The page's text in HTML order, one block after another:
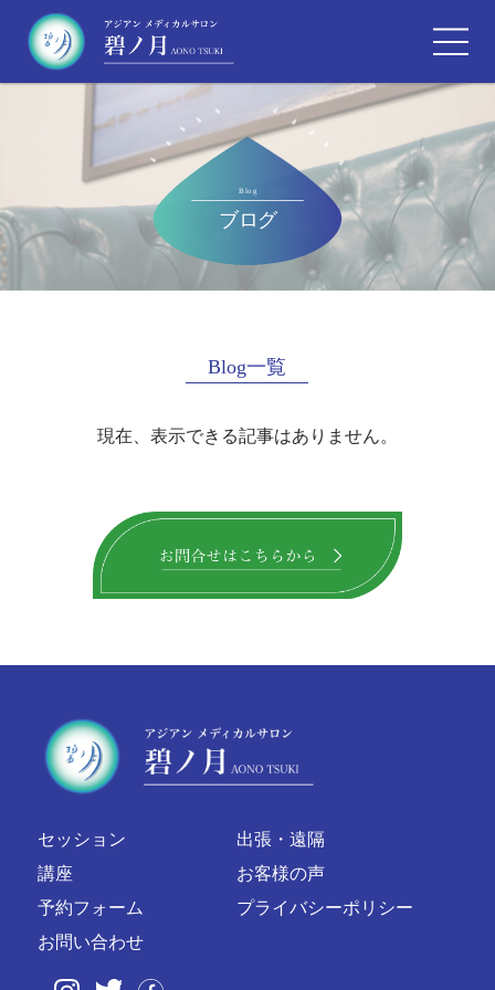
Blog一覧
現在、表示できる記事はありません。
セッション
講座
出張・遠隔
お客様の声
予約フォーム
お問い合わせ
プライバシーポリシー